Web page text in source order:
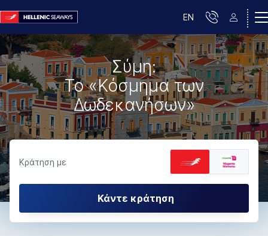
EN
Σύμη:
Το «Κόσμημα των
Δωδεκανήσων»
Κράτηση με
Κάντε κράτηση